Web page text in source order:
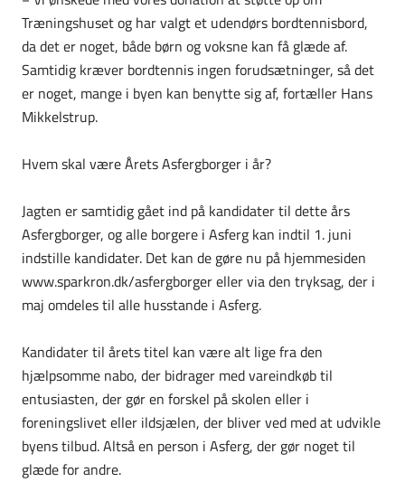
Træningshuset og har valgt et udendørs bordtennisbord,
da det er noget, både børn og voksne kan få glæde af.
Samtidig kræver bordtennis ingen forudsætninger, så det
er noget, mange i byen kan benytte sig af, fortæller Hans
Mikkelstrup.
Hvem skal være Årets Asfergborger i år?
Jagten er samtidig gået ind på kandidater til dette års
Asfergborger, og alle borgere i Asferg kan indtil 1. juni
indstille kandidater. Det kan de gøre nu på hjemmesiden
www.sparkron.dk/asfergborger eller via den tryksag, der i
maj omdeles til alle husstande i Asferg.
Kandidater til årets titel kan være alt lige fra den
hjælpsomme nabo, der bidrager med vareindkøb til
entusiasten, der gør en forskel på skolen eller i
foreningslivet eller ildsjælen, der bliver ved med at udvikle
byens tilbud. Altså en person i Asferg, der gør noget til
glæde for andre.